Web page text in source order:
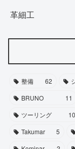
革細工
整備 62
BRUNO
11
ツーリング
10
Takumar
5